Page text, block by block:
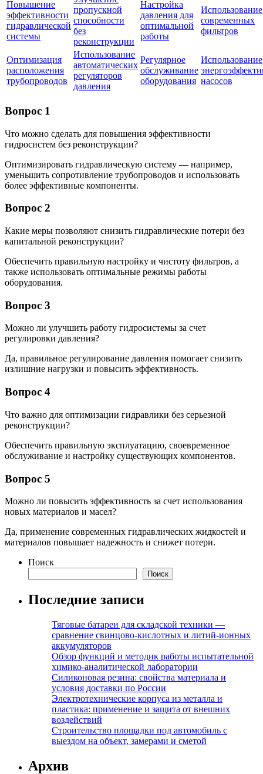
Повышение
эффективности
гидравлической
системы
пропускной
способности
без
реконструкции
Настройка
давления для
оптимальной
работы
Использование
современных
фильтров
Оптимизация
расположения
трубопроводов
Использование
автоматических
регуляторов
давления
Регулярное
обслуживание
оборудования
Использование
насосов
Вопрос 1
Что можно сделать для повышения эффективности
гидросистем без реконструкции?
Оптимизировать гидравлическую систему — например,
уменьшить сопротивление трубопроводов и использовать
более эффективные компоненты.
Вопрос 2
Какие меры позволяют снизить гидравлические потери без
капитальной реконструкции?
Обеспечить правильную настройку и чистоту фильтров, а
также использовать оптимальные режимы работы
оборудования.
Вопрос 3
Можно ли улучшить работу гидросистемы за счет
регулировки давления?
Да, правильное регулирование давления помогает снизить
излишние нагрузки и повысить эффективность.
Вопрос 4
Что важно для оптимизации гидравлики без серьезной
реконструкции?
Обеспечить правильную эксплуатацию, своевременное
обслуживание и настройку существующих компонентов.
Вопрос 5
Можно ли повысить эффективность за счет использования
новых материалов и масел?
Да, применение современных гидравлических жидкостей и
материалов повышает надежность и снижет потери.
Поиск
Поиск
Последние записи
Тяговые батареи для складской техники —
сравнение свинцово-кислотных и литий-ионных
аккумуляторов
Обзор функций и методик работы испытательной
химико-аналитической лаборатории
Силиконовая резина: свойства материала и
условия доставки по России
Электротехнические корпуса из металла и
пластика: применение и защита от внешних
воздействий
Строительство площадки под автомобиль с
выездом на объект, замерами и сметой
Архив